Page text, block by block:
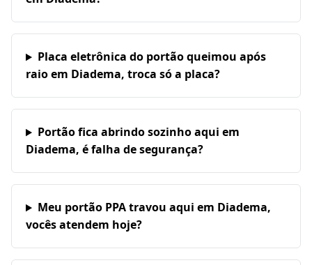
Placa eletrônica do portão queimou após
raio em Diadema, troca só a placa?
Portão fica abrindo sozinho aqui em
Diadema, é falha de segurança?
Meu portão PPA travou aqui em Diadema,
vocês atendem hoje?